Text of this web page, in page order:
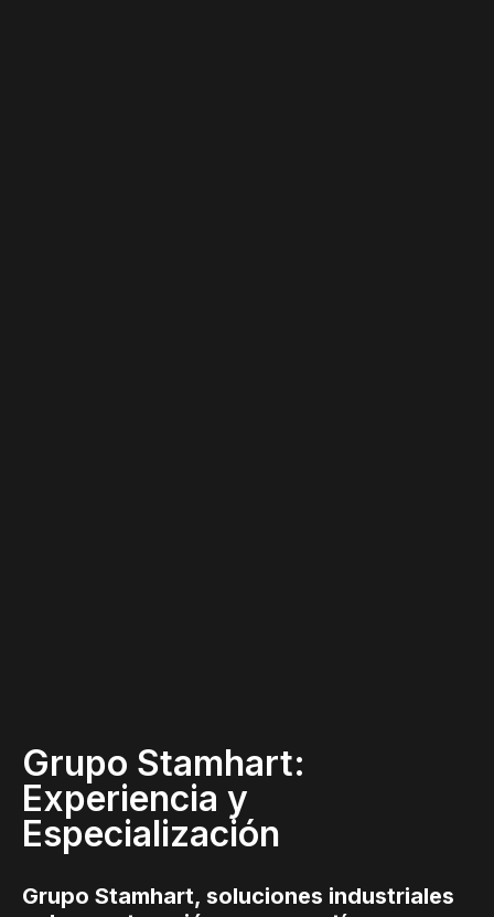
Grupo Stamhart:
Experiencia y
Especialización
Grupo Stamhart, soluciones industriales